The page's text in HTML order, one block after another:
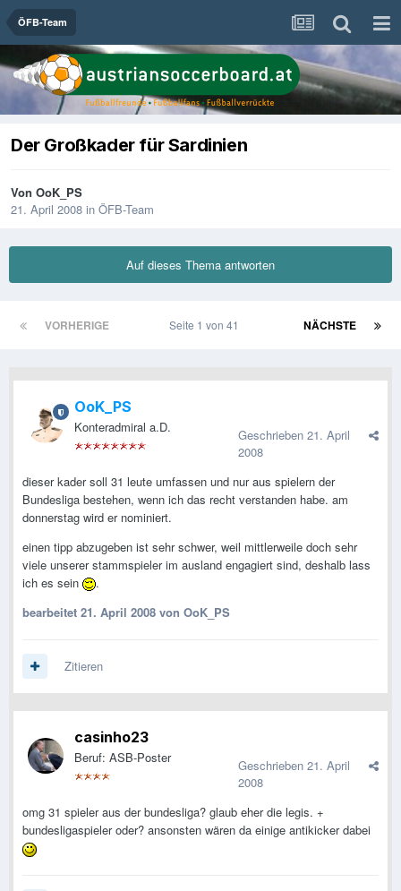
ÖFB-Team
Der Großkader für Sardinien
Von OoK_PS
21. April 2008 in ÖFB-Team
Auf dieses Thema antworten
VORHERIGE NÄCHSTE
Seite 1 von 41
OoK_PS
Konteradmiral a.D. Geschrieben 21. April
2008
dieser kader soll 31 leute umfassen und nur aus spielern der
Bundesliga bestehen, wenn ich das recht verstanden habe. am
donnerstag wird er nominiert.
einen tipp abzugeben ist sehr schwer, weil mittlerweile doch sehr
viele unserer stammspieler im ausland engagiert sind, deshalb lass
ich es sein
.
bearbeitet 21. April 2008 von OoK_PS
Zitieren
casinho23
Beruf: ASB-Poster Geschrieben 21. April
2008
omg 31 spieler aus der bundesliga? glaub eher die legis. +
bundesligaspieler oder? ansonsten wären da einige antikicker dabei